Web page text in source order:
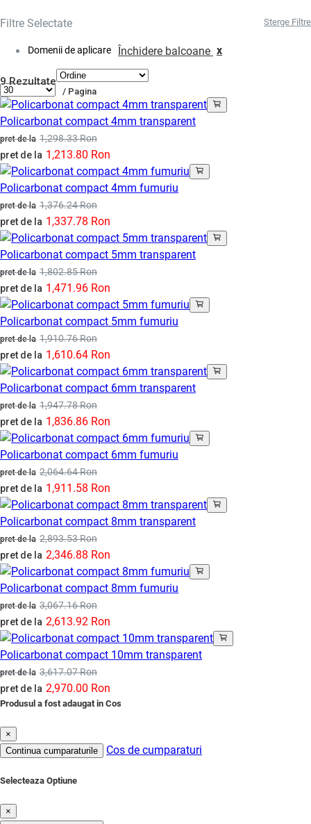
Filtre Selectate Sterge Filtre
Domenii de aplicare Închidere balcoane x
9 Rezultate
/ Pagina
Policarbonat compact 4mm transparent
pret de la 1,298.33 Ron
pret de la 1,213.80 Ron
Policarbonat compact 4mm fumuriu
pret de la 1,376.24 Ron
pret de la 1,337.78 Ron
Policarbonat compact 5mm transparent
pret de la 1,802.85 Ron
pret de la 1,471.96 Ron
Policarbonat compact 5mm fumuriu
pret de la 1,910.76 Ron
pret de la 1,610.64 Ron
Policarbonat compact 6mm transparent
pret de la 1,947.78 Ron
pret de la 1,836.86 Ron
Policarbonat compact 6mm fumuriu
pret de la 2,064.64 Ron
pret de la 1,911.58 Ron
Policarbonat compact 8mm transparent
pret de la 2,893.53 Ron
pret de la 2,346.88 Ron
Policarbonat compact 8mm fumuriu
pret de la 3,067.16 Ron
pret de la 2,613.92 Ron
Policarbonat compact 10mm transparent
pret de la 3,617.07 Ron
pret de la 2,970.00 Ron
Produsul a fost adaugat in Cos
×
Continua cumparaturile
Cos de cumparaturi
Selecteaza Optiune
×